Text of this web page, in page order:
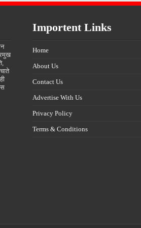
Importent Links
Home
About Us
Contact Us
Advertise With Us
Privacy Policy
Terms & Conditions